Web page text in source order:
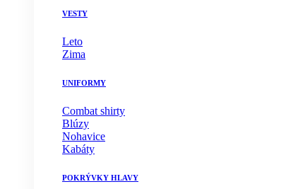
VESTY
Leto
Zima
UNIFORMY
Combat shirty
Blúzy
Nohavice
Kabáty
POKRÝVKY HLAVY